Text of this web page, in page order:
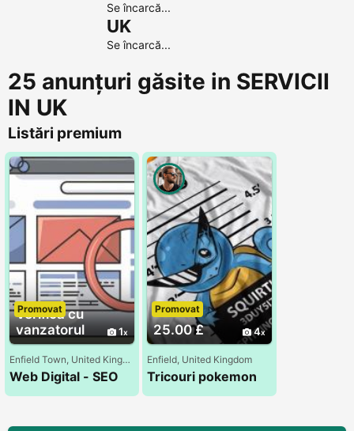
Se încarcă...
UK
Se încarcă...
25 anunțuri găsite in SERVICII
IN UK
Listări premium
Verifica cu
vanzatorul
1
Promovat
Enfield Town, United Kingdom
Web Digital - SEO
25.00 £ 4
Promovat
Enfield, United Kingdom
Tricouri pokemon